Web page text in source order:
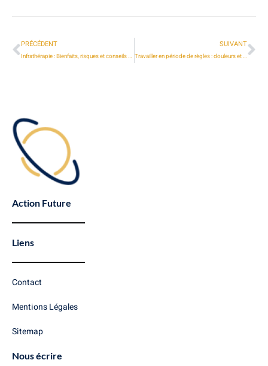
PRÉCÉDENT
Infrathérapie : Bienfaits, risques et conseils pratiques pour une expérience optimale
SUIVANT
Travailler en période de règles : douleurs et jours de congés menstruels
Action Future
Liens
Contact
Mentions Légales
Sitemap
Nous écrire